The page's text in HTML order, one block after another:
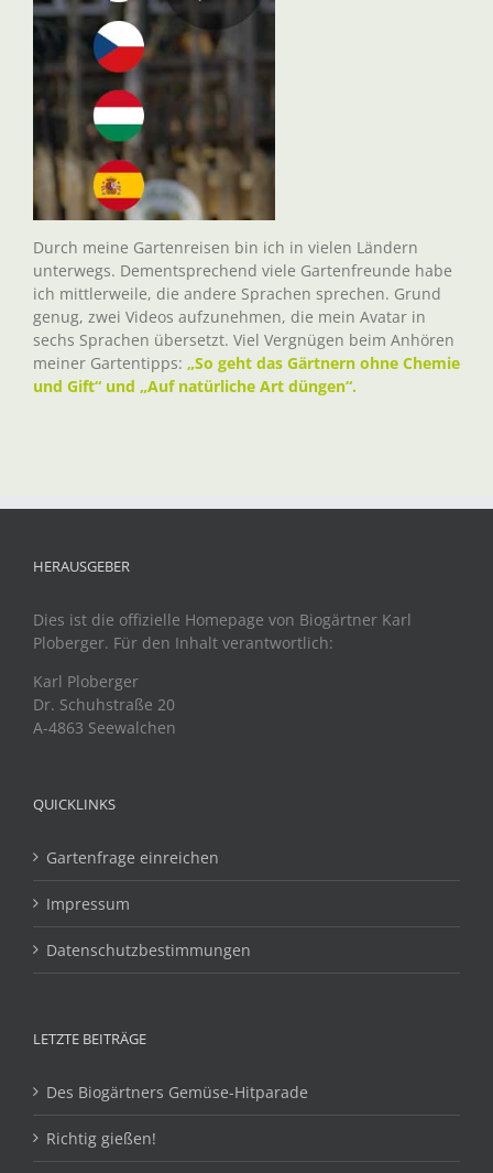
Durch meine Gartenreisen bin ich in vielen Ländern
unterwegs. Dementsprechend viele Gartenfreunde habe
ich mittlerweile, die andere Sprachen sprechen. Grund
genug, zwei Videos aufzunehmen, die mein Avatar in
sechs Sprachen übersetzt. Viel Vergnügen beim Anhören
meiner Gartentipps: „So geht das Gärtnern ohne Chemie
und Gift“ und „Auf natürliche Art düngen“.
HERAUSGEBER
Dies ist die offizielle Homepage von Biogärtner Karl
Ploberger. Für den Inhalt verantwortlich:
Karl Ploberger
Dr. Schuhstraße 20
A-4863 Seewalchen
QUICKLINKS
Gartenfrage einreichen
Impressum
Datenschutzbestimmungen
LETZTE BEITRÄGE
Des Biogärtners Gemüse-Hitparade
Richtig gießen!